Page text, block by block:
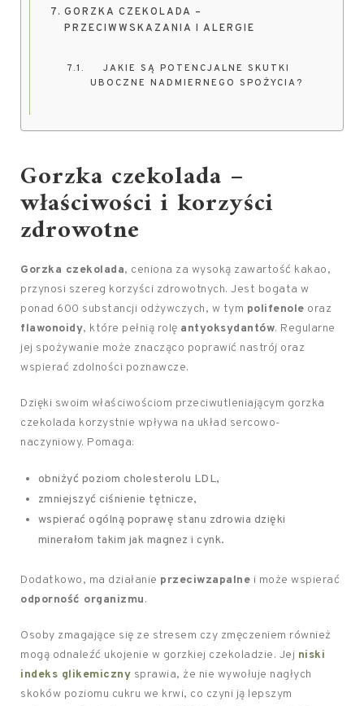
GORZKA CZEKOLADA –
PRZECIWWSKAZANIA I ALERGIE
JAKIE SĄ POTENCJALNE SKUTKI
UBOCZNE NADMIERNEGO SPOŻYCIA?
Gorzka czekolada –
właściwości i korzyści
zdrowotne
Gorzka czekolada, ceniona za wysoką zawartość kakao,
przynosi szereg korzyści zdrowotnych. Jest bogata w
ponad 600 substancji odżywczych, w tym polifenole oraz
flawonoidy, które pełnią rolę antyoksydantów. Regularne
jej spożywanie może znacząco poprawić nastrój oraz
wspierać zdolności poznawcze.
Dzięki swoim właściwościom przeciwutleniającym gorzka
czekolada korzystnie wpływa na układ sercowo-
naczyniowy. Pomaga:
obniżyć poziom cholesterolu LDL,
zmniejszyć ciśnienie tętnicze,
wspierać ogólną poprawę stanu zdrowia dzięki
minerałom takim jak magnez i cynk.
Dodatkowo, ma działanie przeciwzapalne i może wspierać
odporność organizmu.
Osoby zmagające się ze stresem czy zmęczeniem również
mogą odnaleźć ukojenie w gorzkiej czekoladzie. Jej niski
indeks glikemiczny sprawia, że nie wywołuje nagłych
skoków poziomu cukru we krwi, co czyni ją lepszym